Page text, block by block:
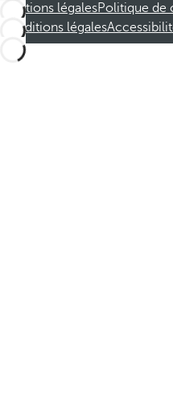
Mentions légalesPolitique de
Conditions légales